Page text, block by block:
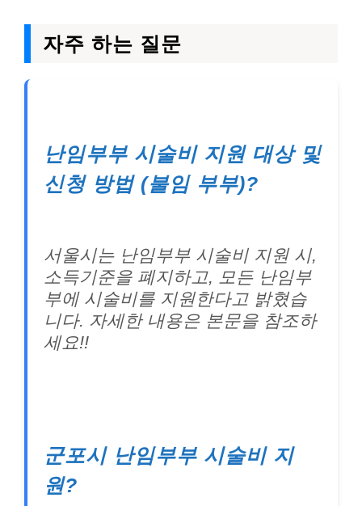
자주 하는 질문
난임부부 시술비 지원 대상 및
신청 방법 (불임 부부)?
서울시는 난임부부 시술비 지원 시,
소득기준을 폐지하고, 모든 난임부
부에 시술비를 지원한다고 밝혔습
니다. 자세한 내용은 본문을 참조하
세요!!
군포시 난임부부 시술비 지
원?